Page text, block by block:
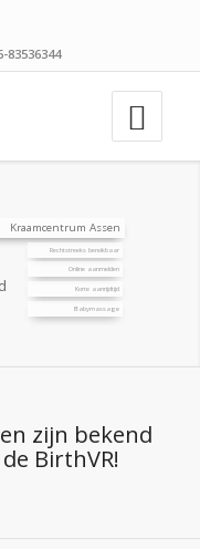
Kraamcentrum Assen
Rechtstreeks bereikbaar
Online aanmelden
Korte aanrijdtijd
Babymassage
zijn bekend
BirthVR!